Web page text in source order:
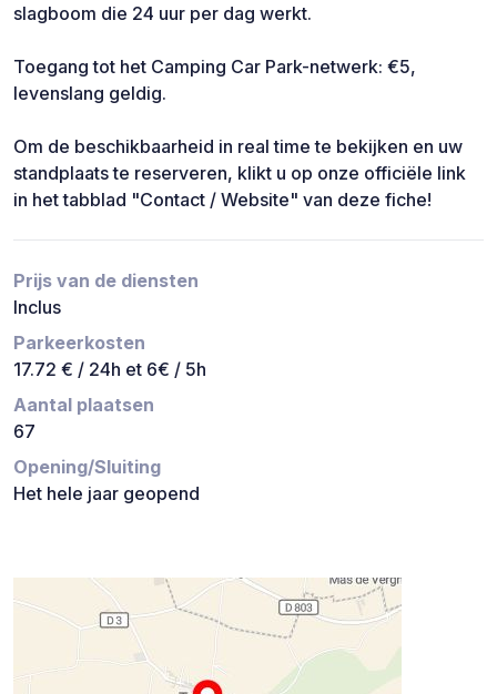
slagboom die 24 uur per dag werkt.
Toegang tot het Camping Car Park-netwerk: €5,
levenslang geldig.
Om de beschikbaarheid in real time te bekijken en uw
standplaats te reserveren, klikt u op onze officiële link
in het tabblad "Contact / Website" van deze fiche!
Prijs van de diensten
Inclus
Parkeerkosten
17.72 € / 24h et 6€ / 5h
Aantal plaatsen
67
Opening/Sluiting
Het hele jaar geopend